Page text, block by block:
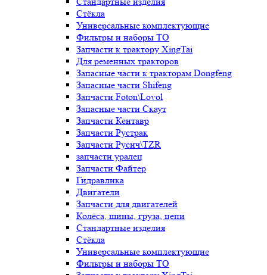
Стёкла
Универсальные комплектующие
Фильтры и наборы ТО
Запчасти к трактору XingTai
Для ременных тракторов
Запасные части к тракторам Dongfeng
Запасные части Shifeng
Запчасти Foton\Lovol
Запасные части Скаут
Запчасти Кентавр
Запчасти Рустрак
Запчасти Русич\TZR
запчасти уралец
Запчасти Файтер
Гидравлика
Двигатели
Запчасти для двигателей
Колёса, шины, груза, цепи
Стандартные изделия
Стёкла
Универсальные комплектующие
Фильтры и наборы ТО